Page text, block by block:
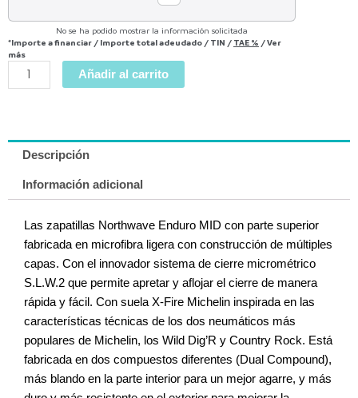
No se ha podido mostrar la información solicitada
*Importe a financiar / Importe total adeudado / TIN / TAE % /Ver
más
Añadir al carrito
Descripción
Información adicional
Las zapatillas Northwave Enduro MID con parte superior
fabricada en microfibra ligera con construcción de múltiples
capas. Con el innovador sistema de cierre micrométrico
S.L.W.2 que permite apretar y aflojar el cierre de manera
rápida y fácil. Con suela X-Fire Michelin inspirada en las
características técnicas de los dos neumáticos más
populares de Michelin, los Wild Dig’R y Country Rock. Está
fabricada en dos compuestos diferentes (Dual Compound),
más blando en la parte interior para un mejor agarre, y más